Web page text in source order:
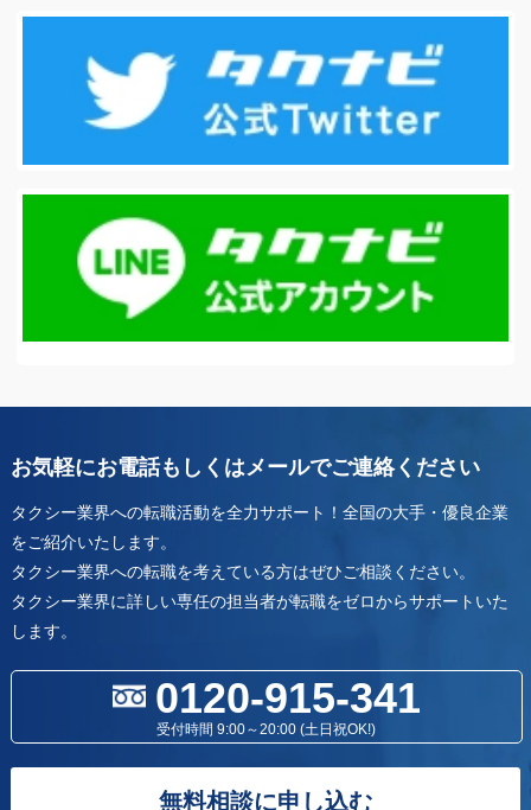
お気軽にお電話もしくはメールでご連絡ください
タクシー業界への転職活動を全力サポート！全国の大手・優良企業
をご紹介いたします。
タクシー業界への転職を考えている方はぜひご相談ください。
タクシー業界に詳しい専任の担当者が転職をゼロからサポートいた
します。
0120-915-341
受付時間 9:00～20:00 (土日祝OK!)
無料相談に申し込む